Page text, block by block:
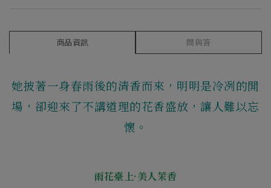
商品資訊 問與答
她披著一身春雨後的清香而來，明明是冷冽的開
場，卻迎來了不講道理的花香盛放，讓人難以忘
懷。
雨花臺上·美人茉香